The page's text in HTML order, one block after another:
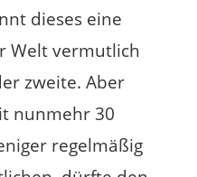
dieses eine
Welt vermutlich
zweite. Aber
nunmehr 30
regelmäßig